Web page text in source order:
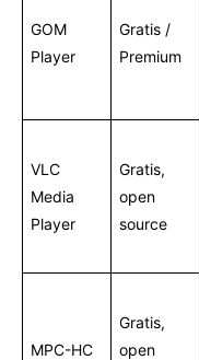
GOM
Player
Gratis /
Premium
VLC
Media
Player
Gratis,
open
source
MPC-HC
Gratis,
open